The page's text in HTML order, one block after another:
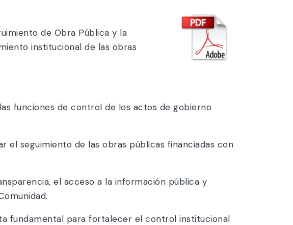
de Obra Pública y la
institucional de las obras
funciones de control de los actos de gobierno
el seguimiento de las obras públicas financiadas con
el acceso a la información pública y
fundamental para fortalecer el control institucional